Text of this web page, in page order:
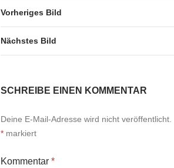
Vorheriges Bild
Nächstes Bild
SCHREIBE EINEN KOMMENTAR
Deine E-Mail-Adresse wird nicht veröffentlicht.
* markiert
Kommentar *